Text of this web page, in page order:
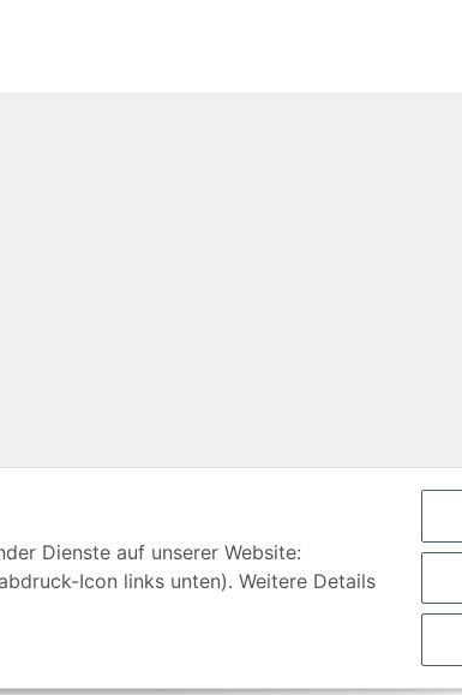
Dienste auf unserer Website:
Icon links unten). Weitere Details
GmbH